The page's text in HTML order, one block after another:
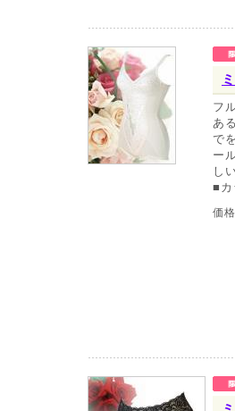
フ
あ
で
ー
し
■カ
価格